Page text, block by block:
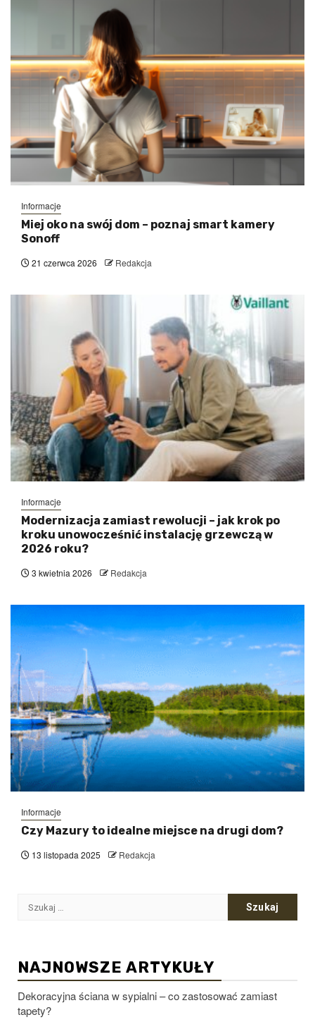
Informacje
Miej oko na swój dom – poznaj smart kamery
Sonoff
21 czerwca 2026 Redakcja
Informacje
Modernizacja zamiast rewolucji – jak krok po
kroku unowocześnić instalację grzewczą w
2026 roku?
3 kwietnia 2026 Redakcja
Informacje
Czy Mazury to idealne miejsce na drugi dom?
13 listopada 2025 Redakcja
Szukaj:
NAJNOWSZE ARTYKUŁY
Dekoracyjna ściana w sypialni – co zastosować zamiast
tapety?